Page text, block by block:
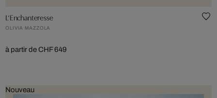
L‘Enchanteresse
OLIVIA MAZZOLA
à partir de CHF 649
Nouveau